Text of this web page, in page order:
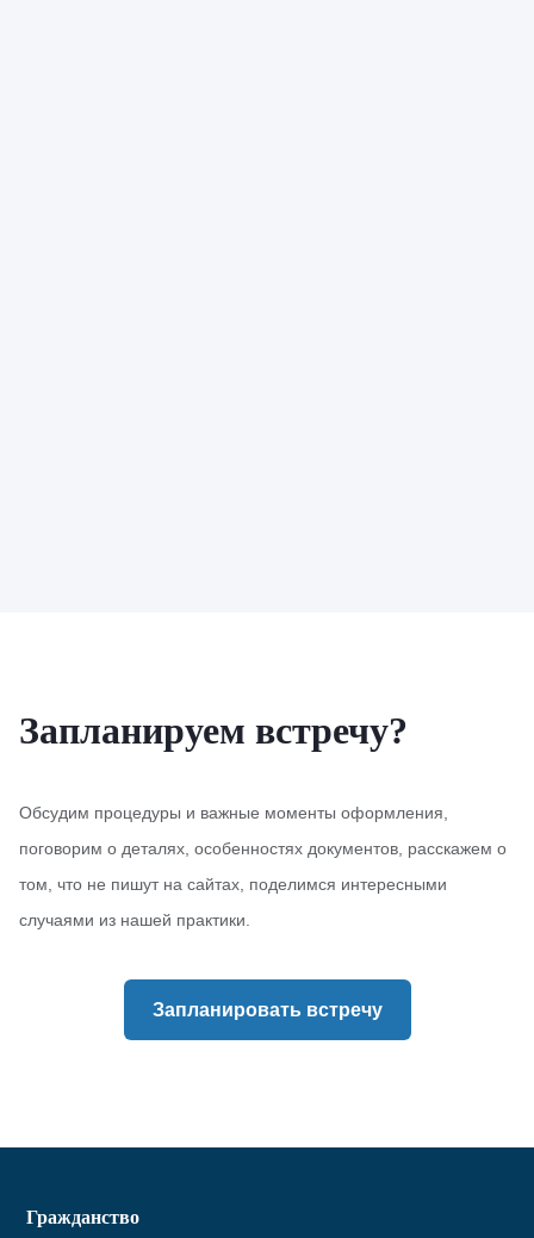
Запланируем встречу?
Обсудим процедуры и важные моменты оформления,
поговорим о деталях, особенностях документов, расскажем о
том, что не пишут на сайтах, поделимся интересными
случаями из нашей практики.
Запланировать встречу
Гражданство